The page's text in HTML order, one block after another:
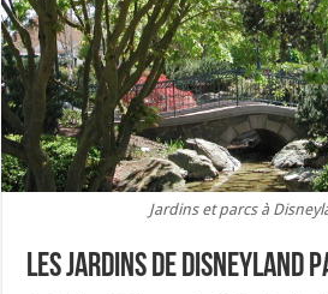
Jardins et parcs à
Les jardins de Disneyland